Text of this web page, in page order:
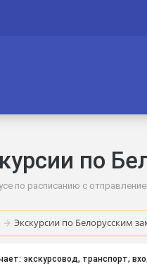
по
по расписанию с
Экскурсии по Белорусским
экскурсовод, транспорт,